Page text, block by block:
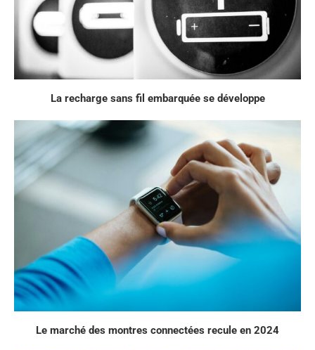
La recharge sans fil embarquée se développe
Le marché des montres connectées recule en 2024